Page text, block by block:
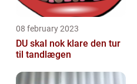
08 february 2023
DU skal nok klare den tur
til tandlægen